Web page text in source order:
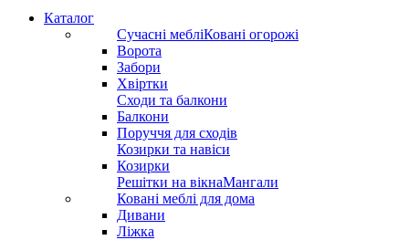
Каталог
Сучасні мебліКовані огорожі
Ворота
Забори
Хвіртки
Сходи та балкони
Балкони
Поруччя для сходів
Козирки та навіси
Козирки
Решітки на вікнаМангали
Ковані меблі для дома
Дивани
Ліжка